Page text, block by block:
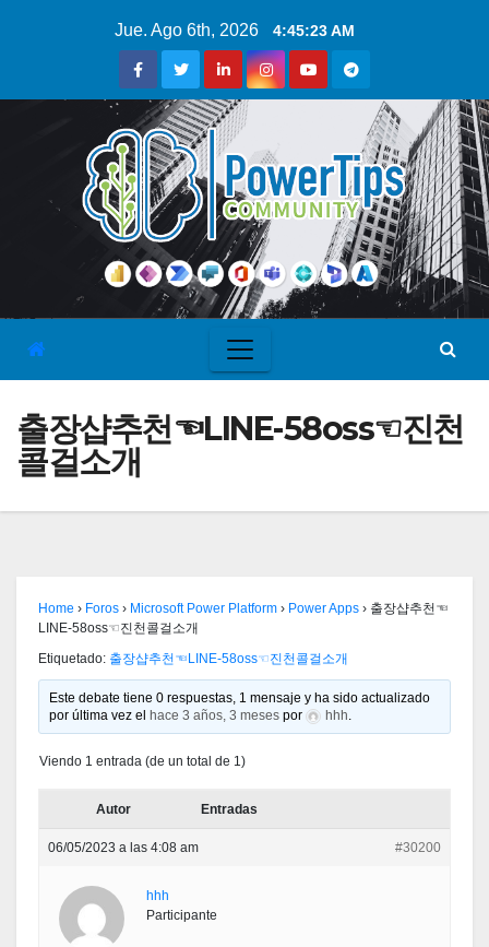
Jue. Ago 6th, 2026 4:45:24 AM
출장샵추천☜LINE-58oss☜진천
콜걸소개
Home › Foros › Microsoft Power Platform › Power Apps › 출장샵추천☜
LINE-58oss☜진천콜걸소개
Etiquetado: 출장샵추천☜LINE-58oss☜진천콜걸소개
Este debate tiene 0 respuestas, 1 mensaje y ha sido actualizado
por última vez el
hace 3 años, 3 meses por hhh.
Viendo 1 entrada (de un total de 1)
Autor Entradas
06/05/2023 a las 4:08 am #30200
hhh
Participante